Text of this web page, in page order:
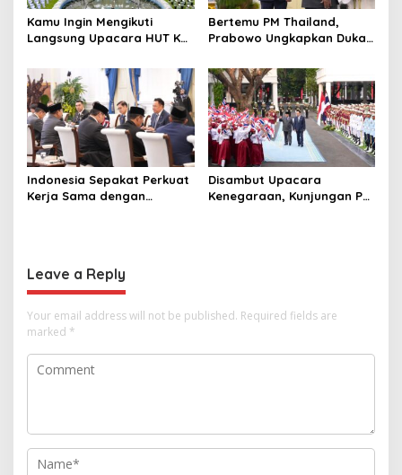
Kamu Ingin Mengikuti
Langsung Upacara HUT Ke-
Istana? Ini Link
Pendaftaran Resminya di
Sini
Bertemu PM Thailand,
Prabowo Ungkapkan Duka
Selamat Ulang Tahun ke
Raja Thailand
Indonesia Sepakat Perkuat
Kerja Sama dengan
Disambut Upacara
Kenegaraan, Kunjungan PM
Leave a Reply
Your email address will not be published. Required fields are
marked *